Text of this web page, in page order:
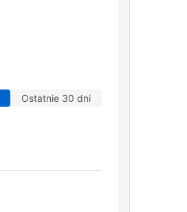
Ostatnie 30 dni